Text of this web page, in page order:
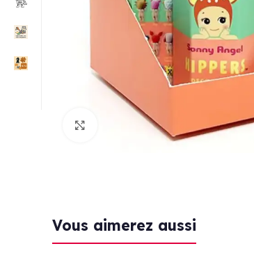
Click to enlarge
Vous aimerez aussi